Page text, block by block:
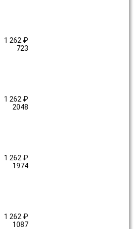
1 262 ₽
723
1 262 ₽
2048
1 262 ₽
1974
1 262 ₽
1087